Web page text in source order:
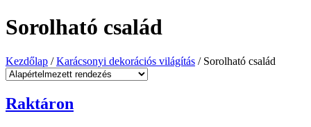
Sorolható család
Kezdőlap /Karácsonyi dekorációs világítás / Sorolható család
Raktáron